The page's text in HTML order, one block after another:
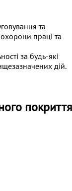
та
праці та
за будь-які
дій.
покриття